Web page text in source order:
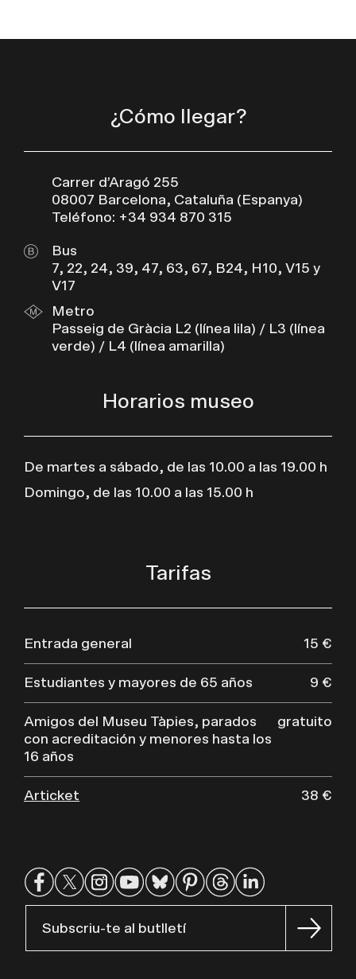
¿Cómo llegar?
Carrer d’Aragó 255
08007 Barcelona, Cataluña (Espanya)
Teléfono: +34 934 870 315
Bus
7, 22, 24, 39, 47, 63, 67, B24, H10, V15 y
V17
Metro
Passeig de Gràcia L2 (línea lila) / L3 (línea
verde) / L4 (línea amarilla)
Horarios museo
De martes a sábado, de las 10.00 a las 19.00 h
Domingo, de las 10.00 a las 15.00 h
Tarifas
Entrada general 15 €
Estudiantes y mayores de 65 años 9 €
Amigos del Museu Tàpies, parados
con acreditación y menores hasta los
16 años
gratuito
Articket 38 €
Subscriu-te al butlletí